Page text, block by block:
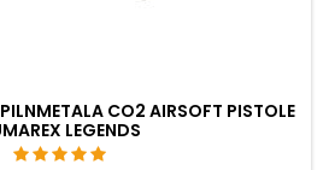
CO2 AIRSOFT PISTOLE
LEGENDS